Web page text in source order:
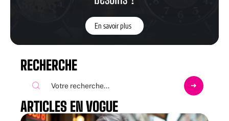
En savoir plus
RECHERCHE
ARTICLES EN VOGUE